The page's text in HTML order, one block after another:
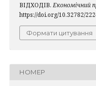
ВІДХОДІВ. Економічний
https://doi.org/10.32782/
Формати цитування
НОМЕР